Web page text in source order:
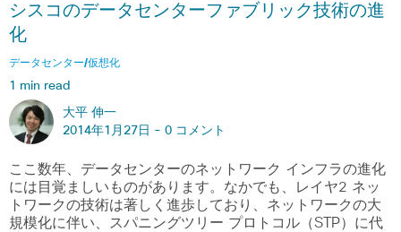
シスコのデータセンターファブリック技術の進
化
データセンター/仮想化
1 min read
大平 伸一
2014年1月27日 - 0 コメント
ここ数年、データセンターのネットワーク インフラの進化
には目覚ましいものがあります。なかでも、レイヤ2 ネッ
トワークの技術は著しく進歩しており、ネットワークの大
規模化に伴い、スパニングツリー プロトコル（STP）に代